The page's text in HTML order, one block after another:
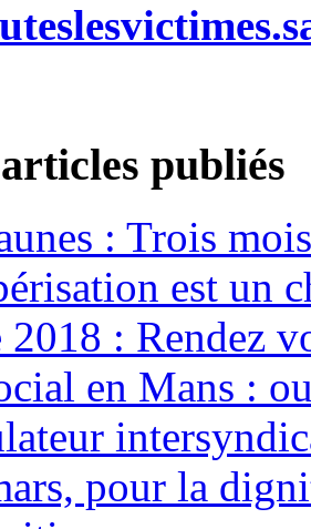
publiés
: Trois
est un
2018 : Rendez
en Mans :
pour la